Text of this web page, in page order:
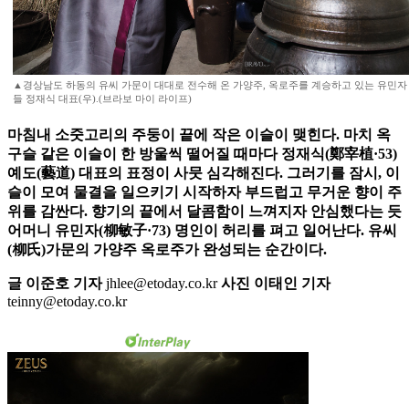
▲경상남도 하동의 유씨 가문이 대대로 전수해 온 가양주, 옥로주를 계승하고 있는 유민
들 정재식 대표(우).(브라보 마이 라이프)
마침내 소줏고리의 주둥이 끝에 작은 이슬이 맺힌다. 마치 옥
구슬 같은 이슬이 한 방울씩 떨어질 때마다 정재식(鄭宰植·53)
예도(藝道) 대표의 표정이 사뭇 심각해진다. 그러기를 잠시, 이
슬이 모여 물결을 일으키기 시작하자 부드럽고 무거운 향이 주
위를 감싼다. 향기의 끝에서 달콤함이 느껴지자 안심했다는 듯
어머니 유민자(柳敏子·73) 명인이 허리를 펴고 일어난다. 유씨
(柳氏)가문의 가양주 옥로주가 완성되는 순간이다.
글 이준호 기자jhlee@etoday.co.kr사진 이태인 기자
teinny@etoday.co.kr